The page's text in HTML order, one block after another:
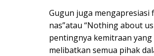
Gugun juga mengapresiasi
nas”atau “Nothing about
pentingnya kemitraan
melibatkan semua pihak